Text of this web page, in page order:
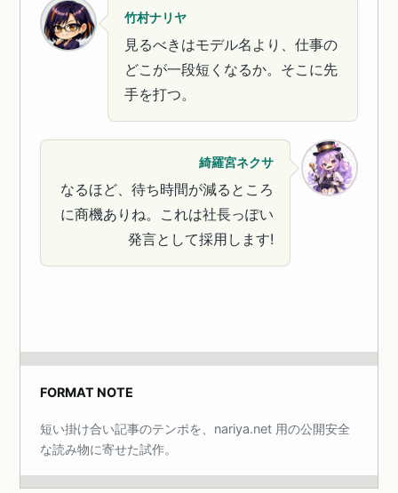
竹村ナリヤ
見るべきはモデル名より、仕事の
どこが一段短くなるか。そこに先
手を打つ。
綺羅宮ネクサ
なるほど、待ち時間が減るところ
に商機ありね。これは社長っぽい
発言として採用します!
FORMAT NOTE
短い掛け合い記事のテンポを、nariya.net 用の公開安全
な読み物に寄せた試作。